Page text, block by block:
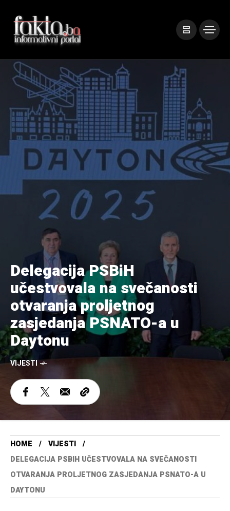
Delegacija PSBiH
učestvovala na svečanosti
otvaranja proljetnog
zasjedanja PSNATO-a u
Daytonu
VIJESTI
HOME
VIJESTI
DELEGACIJA PSBIH UČESTVOVALA NA SVEČANOSTI
OTVARANJA PROLJETNOG ZASJEDANJA PSNATO-A U
DAYTONU